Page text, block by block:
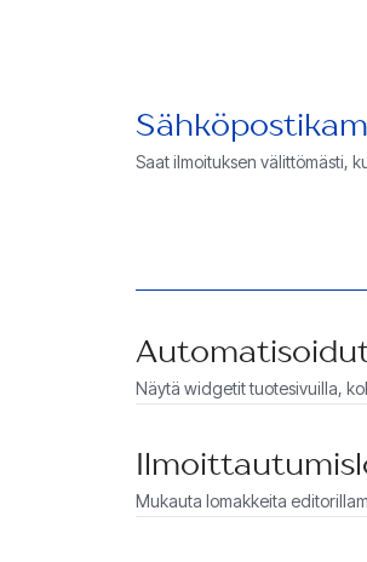
Saat ilmoituksen välittömästi,
Näytä widgetit tuotesivuilla,
Mukauta lomakkeita